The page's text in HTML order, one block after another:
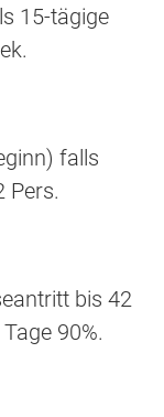
15-tägige
falls
Pers.
bis 42
90%.